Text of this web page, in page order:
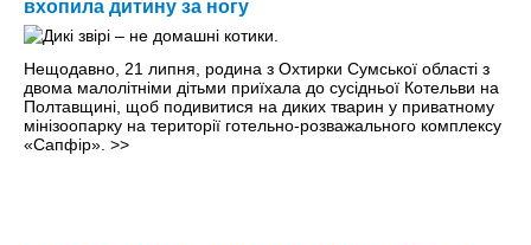
вхопила дитину за ногу
Нещодавно, 21 липня, родина з Охтирки Сумської області з
двома малолітніми дітьми приїхала до сусідньої Котельви на
Полтавщині, щоб подивитися на диких тварин у приватному
мінізоопарку на території готельно-розважального комплексу
«Сапфір». >>